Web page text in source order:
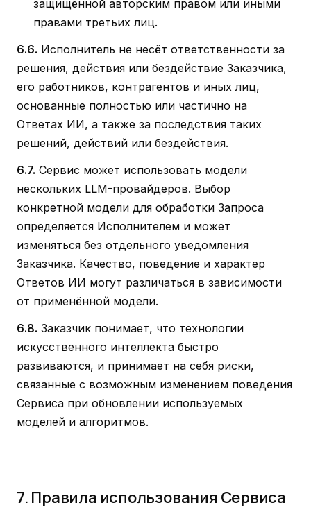
защищённой авторским правом или иными
правами третьих лиц.
6.6. Исполнитель не несёт ответственности за
решения, действия или бездействие Заказчика,
его работников, контрагентов и иных лиц,
основанные полностью или частично на
Ответах ИИ, а также за последствия таких
решений, действий или бездействия.
6.7. Сервис может использовать модели
нескольких LLM-провайдеров. Выбор
конкретной модели для обработки Запроса
определяется Исполнителем и может
изменяться без отдельного уведомления
Заказчика. Качество, поведение и характер
Ответов ИИ могут различаться в зависимости
от применённой модели.
6.8. Заказчик понимает, что технологии
искусственного интеллекта быстро
развиваются, и принимает на себя риски,
связанные с возможным изменением поведения
Сервиса при обновлении используемых
моделей и алгоритмов.
7. Правила использования Сервиса